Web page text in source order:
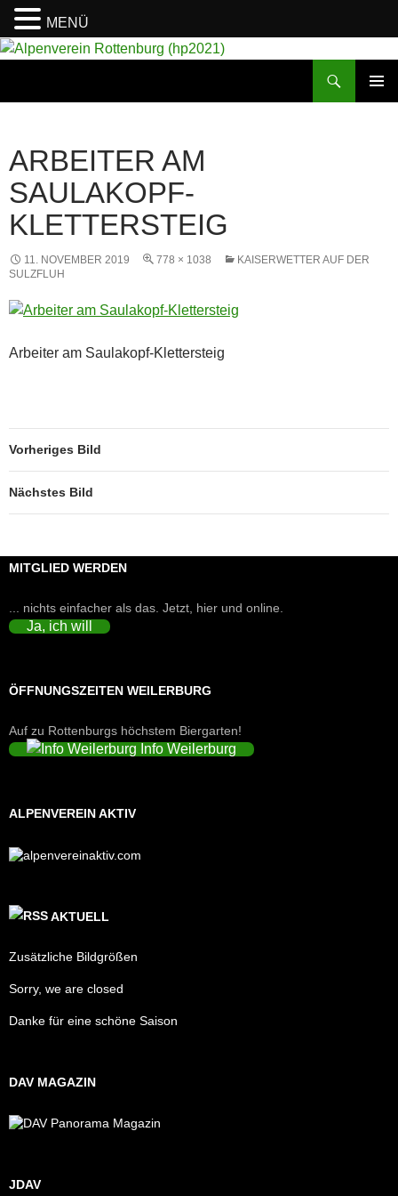
ARBEITER AM
SAULAKOPF-
KLETTERSTEIG
11. NOVEMBER 2019 778 × 1038
KAISERWETTER AUF DER
SULZFLUH
Arbeiter am Saulakopf-Klettersteig
Vorheriges Bild
Nächstes Bild
MITGLIED WERDEN
... nichts einfacher als das. Jetzt, hier und online.
Ja, ich will
ÖFFNUNGSZEITEN WEILERBURG
Auf zu Rottenburgs höchstem Biergarten!
Info Weilerburg
ALPENVEREIN AKTIV
AKTUELL
Zusätzliche Bildgrößen
Sorry, we are closed
Danke für eine schöne Saison
DAV MAGAZIN
JDAV
MENÜ